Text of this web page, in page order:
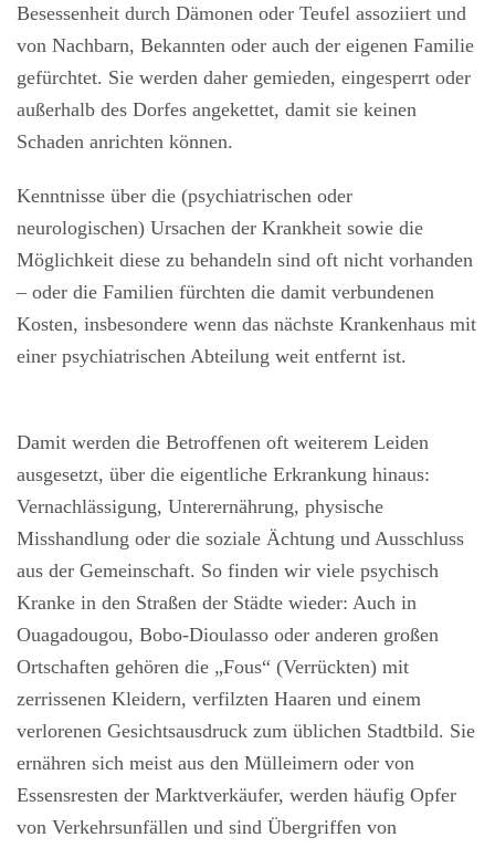
Besessenheit durch Dämonen oder Teufel assoziiert und
von Nachbarn, Bekannten oder auch der eigenen Familie
gefürchtet. Sie werden daher gemieden, eingesperrt oder
außerhalb des Dorfes angekettet, damit sie keinen
Schaden anrichten können.
Kenntnisse über die (psychiatrischen oder
neurologischen) Ursachen der Krankheit sowie die
Möglichkeit diese zu behandeln sind oft nicht vorhanden
– oder die Familien fürchten die damit verbundenen
Kosten, insbesondere wenn das nächste Krankenhaus mit
einer psychiatrischen Abteilung weit entfernt ist.
Damit werden die Betroffenen oft weiterem Leiden
ausgesetzt, über die eigentliche Erkrankung hinaus:
Vernachlässigung, Unterernährung, physische
Misshandlung oder die soziale Ächtung und Ausschluss
aus der Gemeinschaft. So finden wir viele psychisch
Kranke in den Straßen der Städte wieder: Auch in
Ouagadougou, Bobo-Dioulasso oder anderen großen
Ortschaften gehören die „Fous“ (Verrückten) mit
zerrissenen Kleidern, verfilzten Haaren und einem
verlorenen Gesichtsausdruck zum üblichen Stadtbild. Sie
ernähren sich meist aus den Mülleimern oder von
Essensresten der Marktverkäufer, werden häufig Opfer
von Verkehrsunfällen und sind Übergriffen von